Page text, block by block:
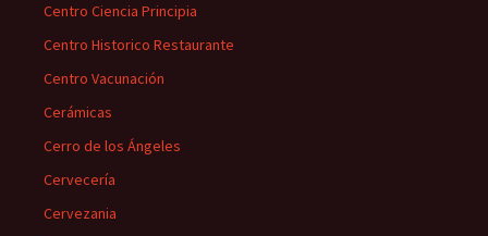
Centro Ciencia Principia
Centro Historico Restaurante
Centro Vacunación
Cerámicas
Cerro de los Ángeles
Cervecería
Cervezania